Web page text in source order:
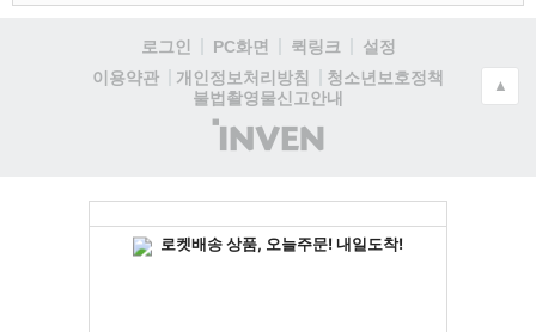
로그인 PC화면 퀵링크
설정
이용약관
개인정보처리방침
청소년보호정책
불법촬영물신고안내
(주)
인
▲